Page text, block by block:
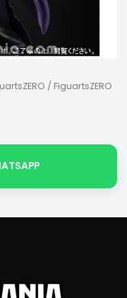
/ FiguartsZERO